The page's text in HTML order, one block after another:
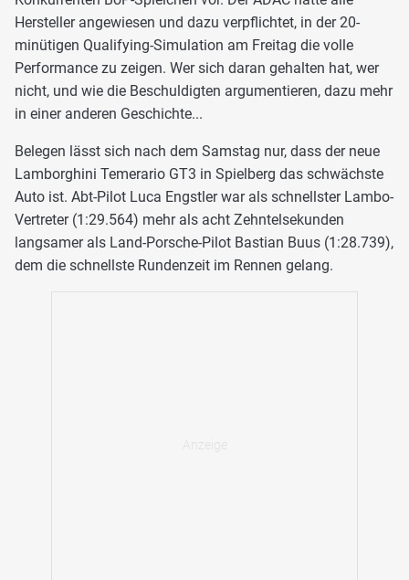
Hersteller angewiesen und dazu verpflichtet, in der 20-
minütigen Qualifying-Simulation am Freitag die volle
Performance zu zeigen. Wer sich daran gehalten hat, wer
nicht, und wie die Beschuldigten argumentieren, dazu mehr
in einer anderen Geschichte...
Belegen lässt sich nach dem Samstag nur, dass der neue
Lamborghini Temerario GT3 in Spielberg das schwächste
Auto ist. Abt-Pilot Luca Engstler war als schnellster Lambo-
Vertreter (1:29.564) mehr als acht Zehntelsekunden
langsamer als Land-Porsche-Pilot Bastian Buus (1:28.739),
dem die schnellste Rundenzeit im Rennen gelang.